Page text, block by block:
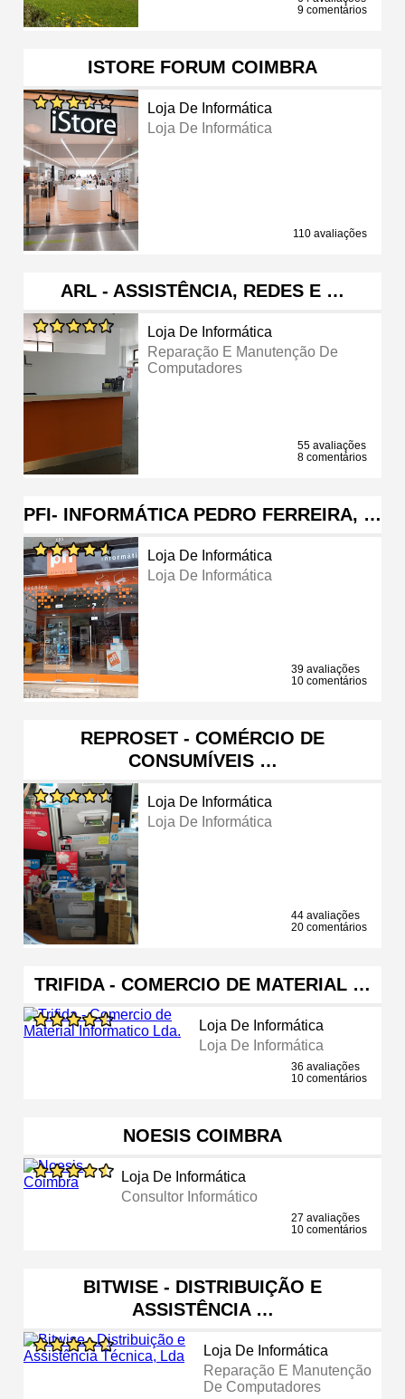
9 comentários
ISTORE FORUM COIMBRA
Loja De Informática
Loja De Informática
110 avaliações
ARL - ASSISTÊNCIA, REDES E …
Loja De Informática
Reparação E Manutenção De
Computadores
55 avaliações
8 comentários
PFI- INFORMÁTICA PEDRO FERREIRA, …
Loja De Informática
Loja De Informática
39 avaliações
10 comentários
REPROSET - COMÉRCIO DE
CONSUMÍVEIS …
Loja De Informática
Loja De Informática
44 avaliações
20 comentários
TRIFIDA - COMERCIO DE MATERIAL …
Loja De Informática
Loja De Informática
36 avaliações
10 comentários
NOESIS COIMBRA
Loja De Informática
Consultor Informático
27 avaliações
10 comentários
BITWISE - DISTRIBUIÇÃO E
ASSISTÊNCIA …
Loja De Informática
Reparação E Manutenção
De Computadores